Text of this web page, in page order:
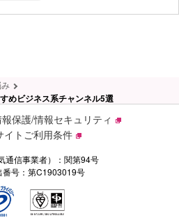
めビジネス系チャンネル5選
保護/情報セキュリティ
イトご利用条件
通信事業者）：関第94号
番号：第C1903019号